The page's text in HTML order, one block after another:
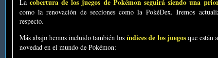
La cobertura de los juegos de Pokémon seguirá siendo una
como la renovación de secciones como la PokéDex. Iremos
respecto.
Más abajo hemos incluido también losíndices de los juegosque están
novedad en el mundo de Pokémon: